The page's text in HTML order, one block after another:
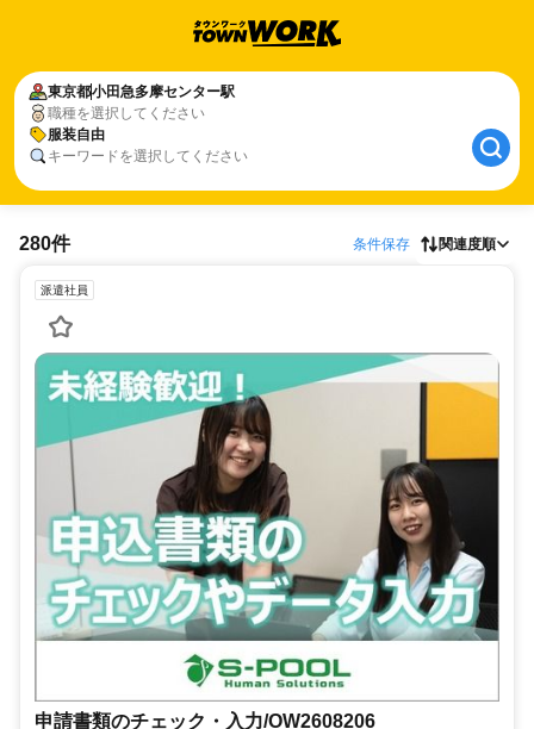
東京都小田急多摩センター駅
職種を選択してください
服装自由
キーワードを選択してください
280件 条件保存 関連度順
派遣社員
申請書類のチェック・入力/OW2608206